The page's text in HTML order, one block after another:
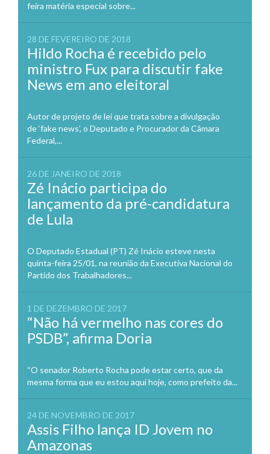
feira matéria especial sobre...
28 DE FEVEREIRO DE 2018
Hildo Rocha é recebido pelo
ministro Fux para discutir fake
News em ano eleitoral
Autor de projeto de lei que trata sobre a divulgação
de ‘fake news’, o Deputado e Procurador da Câmara
Federal,...
26 DE JANEIRO DE 2018
Zé Inácio participa do
lançamento da pré-candidatura
de Lula
O Deputado Estadual (PT) Zé Inácio esteve nesta
quinta-feira 25/01, na reunião da Executiva Nacional do
Partido dos Trabalhadores...
1 DE DEZEMBRO DE 2017
“Não há vermelho nas cores do
PSDB”, afirma Doria
“O senador Roberto Rocha pode estar certo, que da
mesma forma que eu estou aqui hoje, como prefeito da...
24 DE NOVEMBRO DE 2017
Assis Filho lança ID Jovem no
Amazonas